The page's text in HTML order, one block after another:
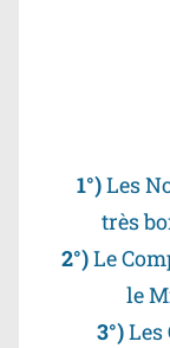
1°)Les
très
2°)Le
le
3°)Les